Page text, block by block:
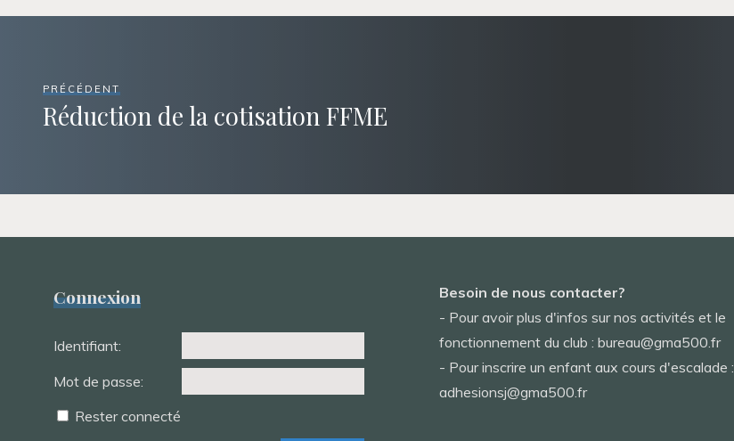
PRÉCÉDENT
Réduction de la cotisation FFME
Connexion
Identifiant:
Mot de passe:
Rester connecté
Besoin de nous contacter?
- Pour avoir plus d'infos sur nos activités et le
fonctionnement du club : bureau@gma500.fr
- Pour inscrire un enfant aux cours d'escalade :
adhesionsj@gma500.fr